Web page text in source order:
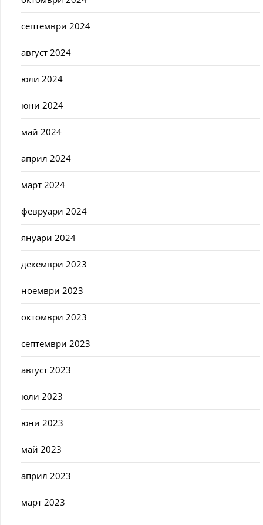
септември 2024
август 2024
юли 2024
юни 2024
май 2024
април 2024
март 2024
февруари 2024
януари 2024
декември 2023
ноември 2023
октомври 2023
септември 2023
август 2023
юли 2023
юни 2023
май 2023
април 2023
март 2023